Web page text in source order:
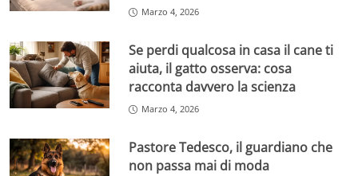
Marzo 4, 2026
Se perdi qualcosa in casa il cane ti
aiuta, il gatto osserva: cosa
racconta davvero la scienza
Marzo 4, 2026
Pastore Tedesco, il guardiano che
non passa mai di moda